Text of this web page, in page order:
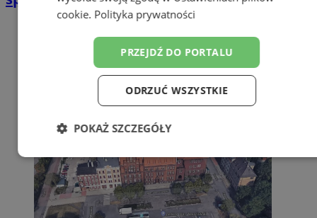
cookie. Polityka prywatności
PRZEJDŹ DO PORTALU
ODRZUĆ WSZYSTKIE
POKAŻ SZCZEGÓŁY
Niezbędne Wydajność Targetowanie
Funkcjonalność Niesklasyfikowane